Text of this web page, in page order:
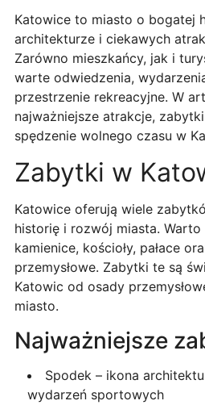
Katowice to miasto o bogatej
architekturze i ciekawych
Zarówno mieszkańcy, jak i
warte odwiedzenia,
przestrzenie rekreacyjne. W
najważniejsze atrakcje,
spędzenie wolnego czasu w
Zabytki w
Katowice oferują wiele
historię i rozwój miasta.
kamienice, kościoły, pałace
przemysłowe. Zabytki te są
Katowic od osady
miasto.
Najważniejsze
Spodek – ikona
wydarzeń sportowych